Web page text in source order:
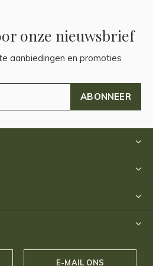
onze nieuwsbrief
aanbiedingen en promoties
ABONNEER
E-MAIL ONS